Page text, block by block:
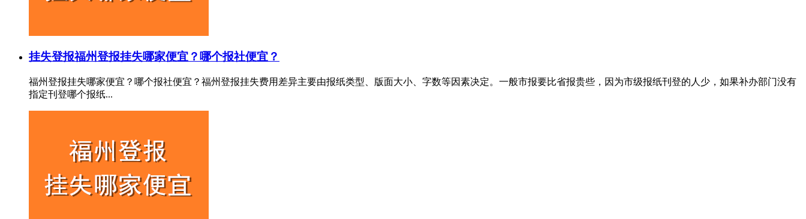
挂失登报福州登报挂失哪家便宜？哪个报社便宜？
福州登报挂失哪家便宜？哪个报社便宜？福州登报挂失费用差异主要由报纸类型、版面大小、字数等因素决定。一般市报要比省报贵些，因为市级报纸刊登的人少，如果补办部门没有
指定刊登哪个报纸...